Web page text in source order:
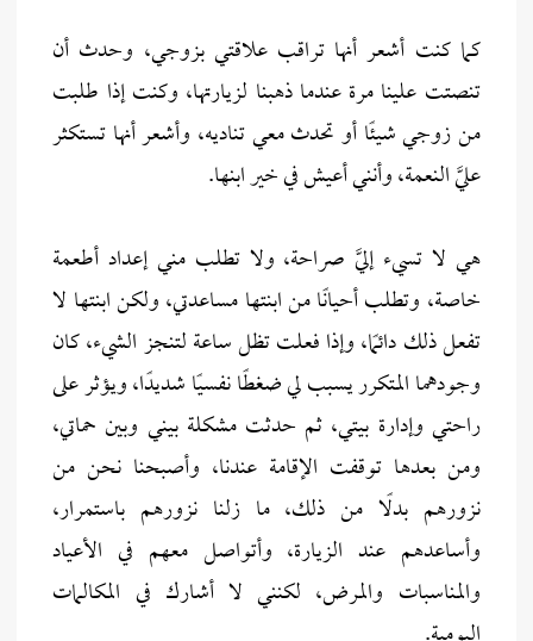
كما كنت أشعر أنها تراقب علاقتي بزوجي، وحدث أن
تنصتت علينا مرة عندما ذهبنا لزيارتها، وكنت إذا طلبت
من زوجي شيئًا أو تحدث معي تناديه، وأشعر أنها تستكثر
عليَّ النعمة، وأنني أعيش في خير ابنها.
هي لا تسيء إليَّ صراحة، ولا تطلب مني إعداد أطعمة
خاصة، وتطلب أحيانًا من ابنتها مساعدتي، ولكن ابنتها لا
تفعل ذلك دائمًا، وإذا فعلت تظل ساعة لتنجز الشيء، كان
وجودهما المتكرر يسبب لي ضغطًا نفسيًا شديدًا، ويؤثر على
راحتي وإدارة بيتي، ثم حدثت مشكلة بيني وبين حماتي،
ومن بعدها توقفت الإقامة عندنا، وأصبحنا نحن من
نزورهم بدلًا من ذلك، ما زلنا نزورهم باستمرار،
وأساعدهم عند الزيارة، وأتواصل معهم في الأعياد
والمناسبات والمرض، لكنني لا أشارك في المكالمات